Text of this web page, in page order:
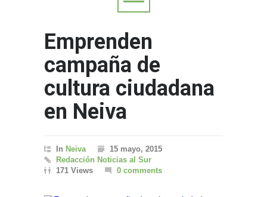
Emprenden
campaña de
cultura ciudadana
en Neiva
In Neiva
15 mayo, 2015
Redacción Noticias al Sur
171 Views
0 comments